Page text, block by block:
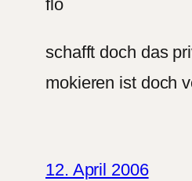
flo
schafft doch das
mokieren ist doch
12. April 2006